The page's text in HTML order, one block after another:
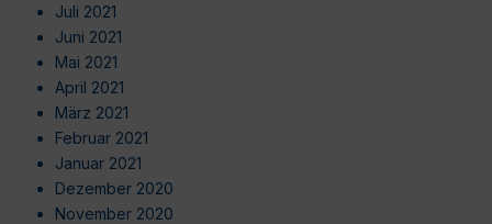
Juli 2021
Juni 2021
Mai 2021
April 2021
März 2021
Februar 2021
Januar 2021
Dezember 2020
November 2020